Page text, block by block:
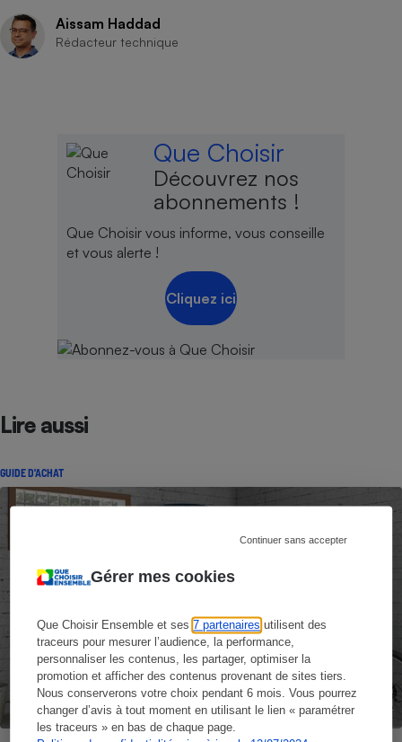
Gérer mes cookies
Que Choisir Ensemble et ses7 partenaires utilisent des
traceurs pour mesurer l’audience, la performance,
personnaliser les contenus, les partager, optimiser la
promotion et afficher des contenus provenant de sites tiers.
Nous conserverons votre choix pendant 6 mois. Vous pourrez
changer d’avis à tout moment en utilisant le lien « paramétrer
les traceurs » en bas de chaque page.
Continuer sans accepter
Aissam Haddad
Rédacteur technique
Que Choisir
Découvrez nos
abonnements !
Que Choisir vous informe, vous conseille
et vous alerte !
Cliquez ici
Lire aussi
GUIDE D'ACHAT